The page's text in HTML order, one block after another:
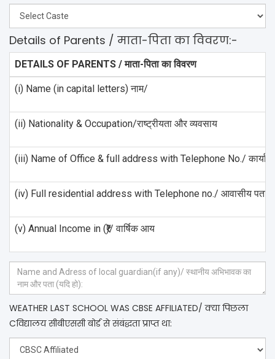
Details of Parents / माता-पिता का विवरण:-
DETAILS OF PARENTS / माता-पिता का विवरण
(i) Name (in capital letters) नाम/
(ii) Nationality & Occupation/राष्ट्रीयता और व्यवसाय
(iii) Name of Office & full address with Telephone No./ कार्यालय
(iv) Full residential address with Telephone no./ आवासीय पता व
(v) Annual Income in (₹)/ वार्षिक आय
WEATHER LAST SCHOOL WAS CBSE AFFILIATED/ क्या पिछला
Cविद्यालय सीबीएससी बोर्ड से संबंद्धता प्राप्त था: